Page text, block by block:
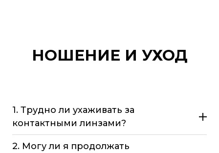
НОШЕНИЕ И УХОД
1. Трудно ли ухаживать за
контактными линзами?
2. Могу ли я продолжать